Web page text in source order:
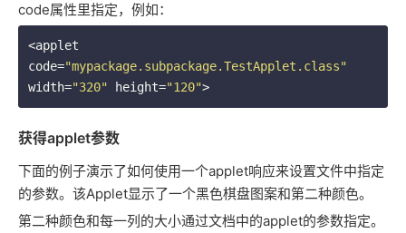
code属性里指定，例如：
<applet
code="mypackage.subpackage.TestApplet.class"
width="320" height="120"
获得applet参数
下面的例子演示了如何使用一个applet响应来设置文件中指定
的参数。该Applet显示了一个黑色棋盘图案和第二种颜色。
第二种颜色和每一列的大小通过文档中的applet的参数指定。